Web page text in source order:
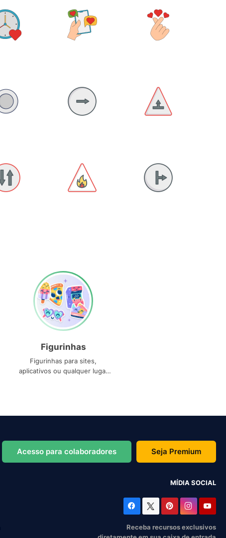
Figurinhas
Figurinhas para sites,
aplicativos ou qualquer lugar
Acesso para colaboradores Seja Premium
MÍDIA SOCIAL
Receba recursos exclusivos